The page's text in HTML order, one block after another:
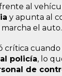
al
y apunta al
el auto.
crítica cuando
policía, lo
de